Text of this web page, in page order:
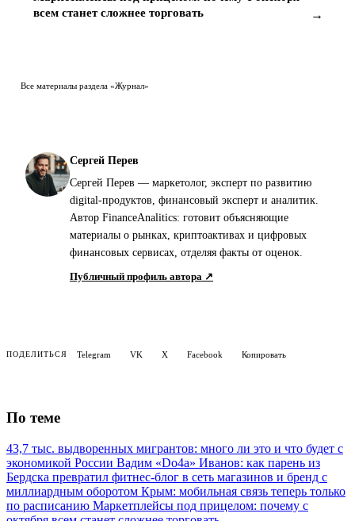
Сергей Перев — маркетолог, эксперт по развитию
digital-продуктов, финансовый эксперт и аналитик.
Автор FinanceAnalitics: готовит объясняющие
материалы о рынках, криптоактивах и цифровых
финансовых сервисах, отделяя факты от оценок.
Публичный профиль автора ↗
43,7 тыс. выдворенных мигрантов: много ли это и что будет с
экономикой России
Вадим «Do4a» Иванов: как парень из
Бердска превратил фитнес-блог в сеть магазинов и бренд с
миллиардным оборотом Крым: мобильная связь теперь только
по расписанию Маркетплейсы под прицелом: почему с
октября всем станет сложнее торговать
FinanceAnalitics